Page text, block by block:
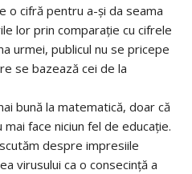
o cifră pentru a-și da seama
lor prin comparație cu cifrele
urmei, publicul nu se pricepe
se bazează cei de la
bună la matematică, doar că
face niciun fel de educație.
despre impresiile
virusului ca o consecință a